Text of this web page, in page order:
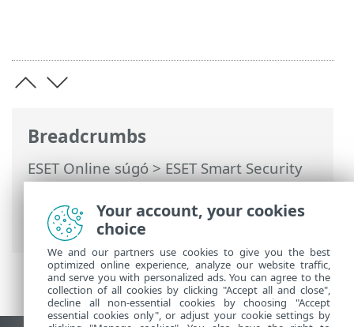
Breadcrumbs
ESET Online súgó>ESET Smart Security
Premium>Az ESET Smart Security
Premium használata>Eszközök>
Karantén
Your account, your cookies
choice
We and our partners use cookies to give you the best
optimized online experience, analyze our website traffic,
and serve you with personalized ads. You can agree to the
collection of all cookies by clicking "Accept all and close",
decline all non-essential cookies by choosing "Accept
essential cookies only", or adjust your cookie settings by